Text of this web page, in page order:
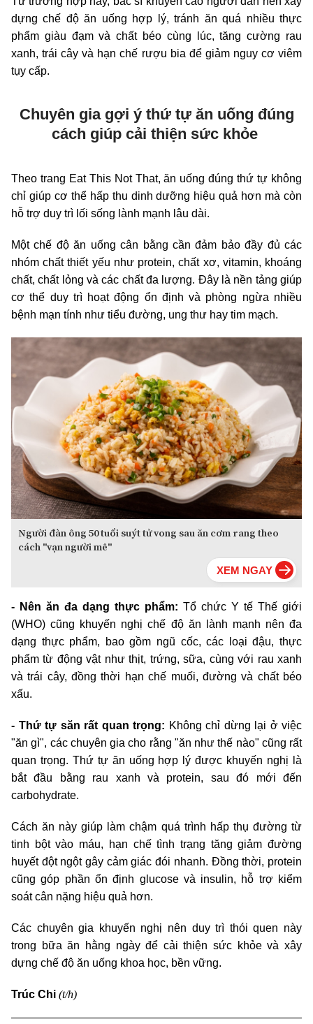
dựng chế độ ăn uống hợp lý, tránh ăn quá nhiều thực
phẩm giàu đạm và chất béo cùng lúc, tăng cường rau
xanh, trái cây và hạn chế rượu bia để giảm nguy cơ viêm
tụy cấp.
Chuyên gia gợi ý thứ tự ăn uống đúng
cách giúp cải thiện sức khỏe
Theo trang Eat This Not That, ăn uống đúng thứ tự không
chỉ giúp cơ thể hấp thu dinh dưỡng hiệu quả hơn mà còn
hỗ trợ duy trì lối sống lành mạnh lâu dài.
Một chế độ ăn uống cân bằng cần đảm bảo đầy đủ các
nhóm chất thiết yếu như protein, chất xơ, vitamin, khoáng
chất, chất lỏng và các chất đa lượng. Đây là nền tảng giúp
cơ thể duy trì hoạt động ổn định và phòng ngừa nhiều
bệnh mạn tính như tiểu đường, ung thư hay tim mạch.
Người đàn ông 50 tuổi suýt tử vong sau ăn cơm rang theo
cách "vạn người mê"
- Nên ăn đa dạng thực phẩm: Tổ chức Y tế Thế giới
(WHO) cũng khuyến nghị chế độ ăn lành mạnh nên đa
dạng thực phẩm, bao gồm ngũ cốc, các loại đậu, thực
phẩm từ động vật như thịt, trứng, sữa, cùng với rau xanh
và trái cây, đồng thời hạn chế muối, đường và chất béo
xấu.
- Thứ tự săn rất quan trọng: Không chỉ dừng lại ở việc
"ăn gì", các chuyên gia cho rằng "ăn như thế nào" cũng rất
quan trọng. Thứ tự ăn uống hợp lý được khuyến nghị là
bắt đầu bằng rau xanh và protein, sau đó mới đến
carbohydrate.
Cách ăn này giúp làm chậm quá trình hấp thụ đường từ
tinh bột vào máu, hạn chế tình trạng tăng giảm đường
huyết đột ngột gây cảm giác đói nhanh. Đồng thời, protein
cũng góp phần ổn định glucose và insulin, hỗ trợ kiểm
soát cân nặng hiệu quả hơn.
Các chuyên gia khuyến nghị nên duy trì thói quen này
trong bữa ăn hằng ngày để cải thiện sức khỏe và xây
dựng chế độ ăn uống khoa học, bền vững.
Trúc Chi (t/h)